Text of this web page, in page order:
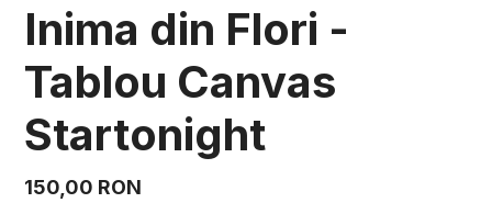
Inima din Flori -
Tablou Canvas
Startonight
Preț
150,00 RON